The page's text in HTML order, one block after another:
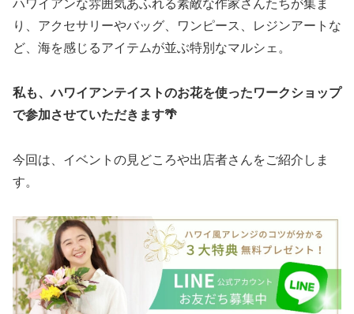
ハワイアンな雰囲気あふれる素敵な作家さんたちが集ま
り、アクセサリーやバッグ、ワンピース、レジンアートな
ど、海を感じるアイテムが並ぶ特別なマルシェ。
私も、ハワイアンテイストのお花を使ったワークショップ
で参加させていただきます🌴
今回は、イベントの見どころや出店者さんをご紹介しま
す。